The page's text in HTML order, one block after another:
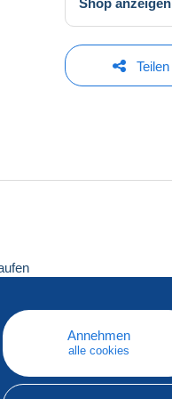
Teilen
Annehmen
alle cookies